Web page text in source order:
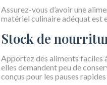
Assurez-vous d’avoir une
matériel culinaire adéquat est
Stock de
Apportez des aliments faciles
elles demandent peu de
conçus pour les pauses rapides